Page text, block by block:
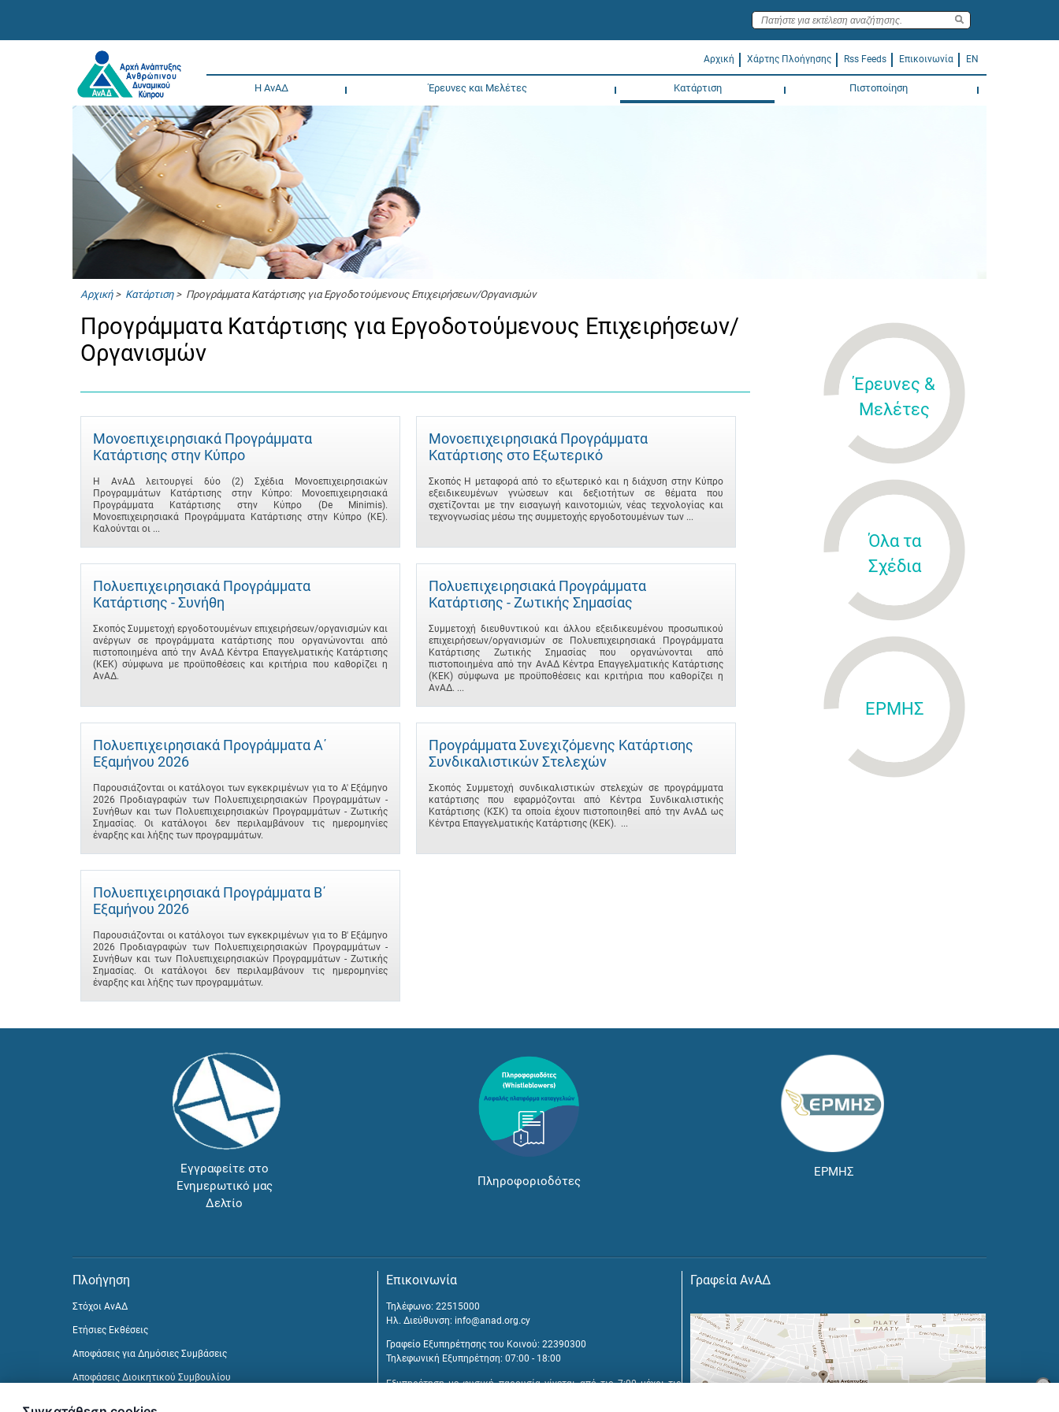
Αρχική Χάρτης Πλοήγησης Rss Feeds Επικοινωνία EN
Η ΑνΑΔ Έρευνες και Μελέτες Κατάρτιση Πιστοποίηση
Αρχική> Κατάρτιση> Προγράμματα Κατάρτισης για Εργοδοτούμενους Επιχειρήσεων/Οργανισμών
Προγράμματα Κατάρτισης για Εργοδοτούμενους Επιχειρήσεων/
Οργανισμών
Μονοεπιχειρησιακά Προγράμματα
Κατάρτισης στην Κύπρο
Η ΑνΑΔ λειτουργεί δύο (2) Σχέδια Μονοεπιχειρησιακών
Προγραμμάτων Κατάρτισης στην Κύπρο: Μονοεπιχειρησιακά
Προγράμματα Κατάρτισης στην Κύπρο (De Minimis).
Μονοεπιχειρησιακά Προγράμματα Κατάρτισης στην Κύπρο (ΚΕ).
Καλούνται οι ...
Μονοεπιχειρησιακά Προγράμματα
Κατάρτισης στο Εξωτερικό
Σκοπός Η μεταφορά από το εξωτερικό και η διάχυση στην Κύπρο
εξειδικευμένων γνώσεων και δεξιοτήτων σε θέματα που
σχετίζονται με την εισαγωγή καινοτομιών, νέας τεχνολογίας και
τεχνογνωσίας μέσω της συμμετοχής εργοδοτουμένων των ...
Πολυεπιχειρησιακά Προγράμματα
Κατάρτισης - Συνήθη
Σκοπός Συμμετοχή εργοδοτουμένων επιχειρήσεων/οργανισμών και
ανέργων σε προγράμματα κατάρτισης που οργανώνονται από
πιστοποιημένα από την ΑνΑΔ Κέντρα Επαγγελματικής Κατάρτισης
(ΚΕΚ) σύμφωνα με προϋποθέσεις και κριτήρια που καθορίζει η
ΑνΑΔ.
Πολυεπιχειρησιακά Προγράμματα
Κατάρτισης - Ζωτικής Σημασίας
Συμμετοχή διευθυντικού και άλλου εξειδικευμένου προσωπικού
επιχειρήσεων/οργανισμών σε Πολυεπιχειρησιακά Προγράμματα
Κατάρτισης Ζωτικής Σημασίας που οργανώνονται από
πιστοποιημένα από την ΑνΑΔ Κέντρα Επαγγελματικής Κατάρτισης
(ΚΕΚ) σύμφωνα με προϋποθέσεις και κριτήρια που καθορίζει η
ΑνΑΔ. ...
Πολυεπιχειρησιακά Προγράμματα A΄
Εξαμήνου 2026
Παρουσιάζονται οι κατάλογοι των εγκεκριμένων για το A' Εξάμηνο
2026 Προδιαγραφών των Πολυεπιχειρησιακών Προγραμμάτων -
Συνήθων και των Πολυεπιχειρησιακών Προγραμμάτων - Ζωτικής
Σημασίας. Οι κατάλογοι δεν περιλαμβάνουν τις ημερομηνίες
έναρξης και λήξης των προγραμμάτων.
Προγράμματα Συνεχιζόμενης Κατάρτισης
Συνδικαλιστικών Στελεχών
Σκοπός Συμμετοχή συνδικαλιστικών στελεχών σε προγράμματα
κατάρτισης που εφαρμόζονται από Κέντρα Συνδικαλιστικής
Κατάρτισης (ΚΣΚ) τα οποία έχουν πιστοποιηθεί από την ΑνΑΔ ως
Κέντρα Επαγγελματικής Κατάρτισης (ΚΕΚ). ...
Πολυεπιχειρησιακά Προγράμματα B΄
Εξαμήνου 2026
Παρουσιάζονται οι κατάλογοι των εγκεκριμένων για το B' Εξάμηνο
2026 Προδιαγραφών των Πολυεπιχειρησιακών Προγραμμάτων -
Συνήθων και των Πολυεπιχειρησιακών Προγραμμάτων - Ζωτικής
Σημασίας. Οι κατάλογοι δεν περιλαμβάνουν τις ημερομηνίες
έναρξης και λήξης των προγραμμάτων.
Έρευνες &
Μελέτες
Όλα τα
Σχέδια
ΕΡΜΗΣ
Εγγραφείτε στο
Ενημερωτικό μας
Δελτίο
Πληροφοριοδότες
ΕΡΜΗΣ
Πλοήγηση
Στόχοι ΑνΑΔ
Ετήσιες Εκθέσεις
Αποφάσεις για Δημόσιες Συμβάσεις
Αποφάσεις Διοικητικού Συμβουλίου
Επικοινωνία
Τηλέφωνο: 22515000
Ηλ. Διεύθυνση: info@anad.org.cy
Γραφείο Εξυπηρέτησης του Κοινού: 22390300
Τηλεφωνική Εξυπηρέτηση: 07:00 - 18:00
Εξυπηρέτηση με φυσική παρουσία γίνεται από τις 7:00 μέχρι τις
Γραφεία ΑνΑΔ
×